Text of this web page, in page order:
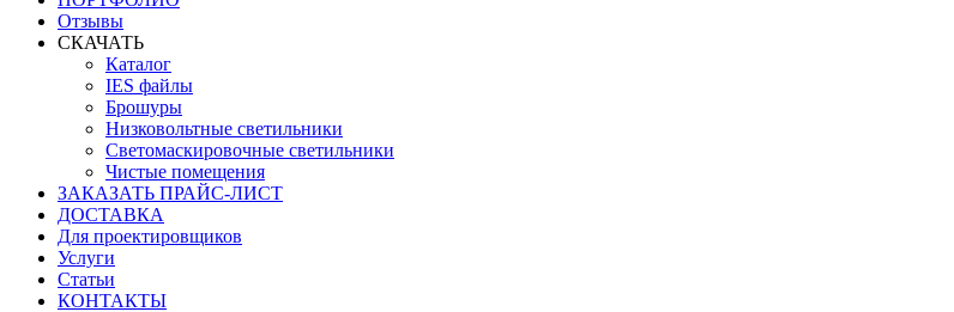
Отзывы
СКАЧАТЬ
Каталог
IES файлы
Брошуры
Низковольтные светильники
Светомаскировочные светильники
Чистые помещения
ЗАКАЗАТЬ ПРАЙС-ЛИСТ
ДОСТАВКА
Для проектировщиков
Услуги
Статьи
КОНТАКТЫ